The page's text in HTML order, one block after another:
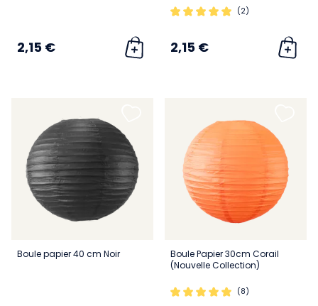
2,15 €
(2)
2,15 €
Boule papier 40 cm Noir
Boule Papier 30cm Corail
(Nouvelle Collection)
(8)